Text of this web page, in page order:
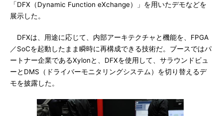
「DFX（Dynamic Function eXchange）」を用いたデモなどを
展示した。
DFXは、用途に応じて、内部アーキテクチャと機能を、FPGA
／SoCを起動したまま瞬時に再構成できる技術だ。ブースではパ
ートナー企業であるXylonと、DFXを使用して、サラウンドビュ
ーとDMS（ドライバーモニタリングシステム）を切り替えるデ
モを披露した。